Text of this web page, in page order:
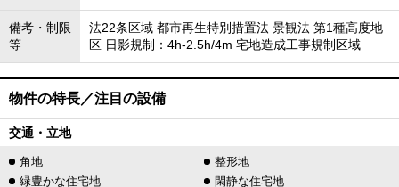
備考・制限
等
法22条区域 都市再生特別措置法 景観法 第1種高度地
区 日影規制：4h-2.5h/4m 宅地造成工事規制区域
物件の特長／注目の設備
交通・立地
角地
整形地
緑豊かな住宅地
閑静な住宅地